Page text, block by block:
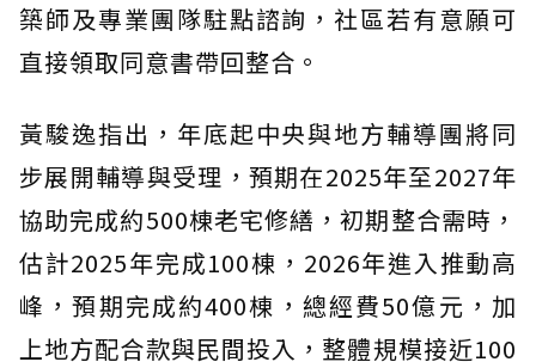
築師及專業團隊駐點諮詢，社區若有意願可
直接領取同意書帶回整合。
黃駿逸指出，年底起中央與地方輔導團將同
步展開輔導與受理，預期在2025年至2027年
協助完成約500棟老宅修繕，初期整合需時，
估計2025年完成100棟，2026年進入推動高
峰，預期完成約400棟，總經費50億元，加
上地方配合款與民間投入，整體規模接近100